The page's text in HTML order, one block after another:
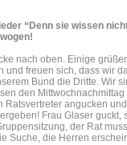
“Denn sie wissen
nach oben. Einige
freuen sich, dass wir
Bund die Dritte. Wir
den
angucken
Frau Glaser guckt,
der Rat
Suche, die Herren